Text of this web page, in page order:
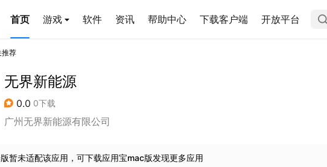
首页 游戏 软件 资讯 帮助中心 下载客户端 开放平台
推荐
无界新能源
0.0 0下载
广州无界新能源有限公司
暂未适配该应用，可下载应用宝mac版发现更多应用